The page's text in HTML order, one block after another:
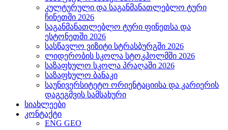
კულტურული და საგანმანათლებლო ტური
ჩინეთში 2026
საგანმანათლებლო ტური ფინეთსა და
ესტონეთში 2026
სასწავლო ვიზიტი სტრასბურგში 2026
ლიდერობის სკოლა სტოკჰოლმში 2026
საზაფხულო სკოლა პრაღაში 2026
საზაფხულო ბანაკი
საუნივერსიტეტო ორიენტაციისა და კარიერის
დაგეგმვის სამსახური
სიახლეები
კონტაქტი
ENG GEO